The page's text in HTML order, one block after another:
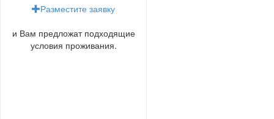
Разместите заявку
и Вам предложат подходящие
условия проживания.